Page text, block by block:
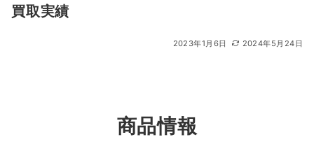
買取実績
2023年1月6日 2024年5月24日
商品情報